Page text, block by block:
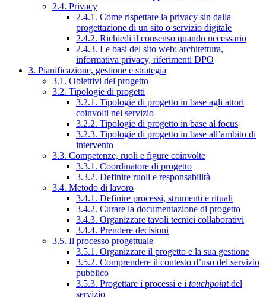
2.4. Privacy
2.4.1. Come rispettare la privacy sin dalla
progettazione di un sito o servizio digitale
2.4.2. Richiedi il consenso quando necessario
2.4.3. Le basi del sito web: architettura,
informativa privacy, riferimenti DPO
3. Pianificazione, gestione e strategia
3.1. Obiettivi del progetto
3.2. Tipologie di progetti
3.2.1. Tipologie di progetto in base agli attori
coinvolti nel servizio
3.2.2. Tipologie di progetto in base al focus
3.2.3. Tipologie di progetto in base all’ambito di
intervento
3.3. Competenze, ruoli e figure coinvolte
3.3.1. Coordinatore di progetto
3.3.2. Definire ruoli e responsabilità
3.4. Metodo di lavoro
3.4.1. Definire processi, strumenti e rituali
3.4.2. Curare la documentazione di progetto
3.4.3. Organizzare tavoli tecnici collaborativi
3.4.4. Prendere decisioni
3.5. Il processo progettuale
3.5.1. Organizzare il progetto e la sua gestione
3.5.2. Comprendere il contesto d’uso del servizio
pubblico
3.5.3. Progettare i processi e i touchpointdel
servizio